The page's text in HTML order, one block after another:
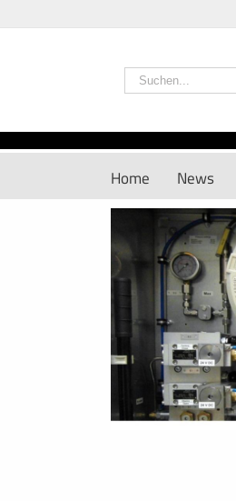
Inhalt
Suche
nach:
Home News